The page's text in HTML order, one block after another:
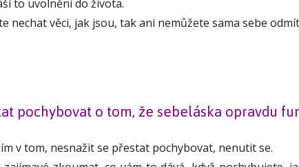
to uvolnění do života.
nechat věci, jak jsou, tak ani nemůžete sama sebe
pochybovat o tom, že sebeláska opravdu
v tom, nesnažit se přestat pochybovat, nenutit se.